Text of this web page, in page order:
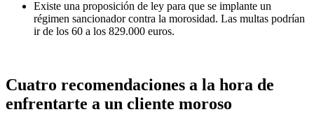
Existe una proposición de ley para que se implante un
régimen sancionador contra la morosidad. Las multas podrían
ir de los 60 a los 829.000 euros.
Cuatro recomendaciones a la hora de
enfrentarte a un cliente moroso